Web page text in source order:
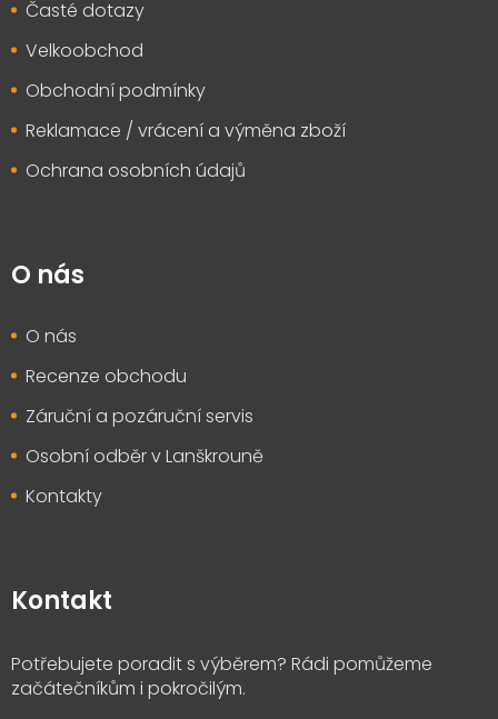
Časté dotazy
Velkoobchod
Obchodní podmínky
Reklamace / vrácení a výměna zboží
Ochrana osobních údajů
O nás
O nás
Recenze obchodu
Záruční a pozáruční servis
Osobní odběr v Lanškrouně
Kontakty
Kontakt